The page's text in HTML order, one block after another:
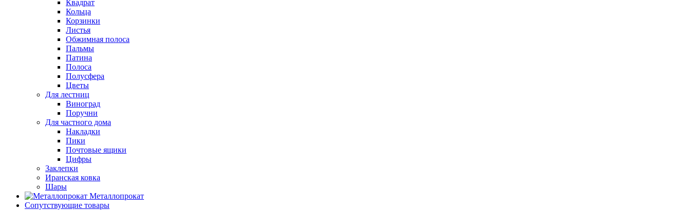
Квадрат
Кольца
Корзинки
Листья
Обжимная полоса
Пальмы
Патина
Полоса
Полусфера
Цветы
Для лестниц
Виноград
Поручни
Для частного дома
Накладки
Пики
Почтовые ящики
Цифры
Заклепки
Иранская ковка
Шары
Металлопрокат
Сопутствующие товары